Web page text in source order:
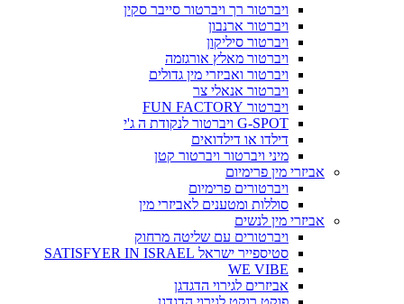
ויברטור רך ויברטור סייבר סקין
ויברטור ארנבון
ויברטור סיליקון
ויברטור מאלץ אורגזמה
ויברטור ואביזרי מין גדולים
ויברטור אנאלי צר
ויברטור FUN FACTORY
G-SPOT ויברטור לנקודת ה ג'י
דילדו או דילדואים
מיני ויברטור ויברטור קטן
אביזרי מין פרימיום
ויברטורים פרימיום
סוללות ומטענים לאביזרי מין
אביזרי מין לנשים
ויברטורים עם שליטה מרחוק
סטיספייר ישראל SATISFYER IN ISRAEL
WE VIBE
אביזרים לגירוי הדגדגן